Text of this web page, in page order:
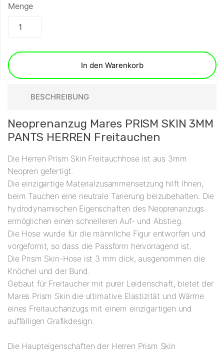
Menge
In den Warenkorb
BESCHREIBUNG
Neoprenanzug Mares PRISM SKIN 3MM
PANTS HERREN Freitauchen
Die Herren Prism Skin Freitauchhose ist aus 3mm
Neopren gefertigt.
Die einzigartige Materialzusammensetzung hilft Ihnen,
beim Tauchen eine neutrale Tarierung beizubehalten. Die
hydrodynamischen Eigenschaften des Neoprenanzugs
ermöglichen einen schnelleren Auf- und Abstieg.
Die Hose wurde für die männliche Figur entworfen und
vorgeformt, so dass die Passform hervorragend ist.
Die Prism Skin-Hose ist 3 mm dick, ausgenommen die
Knöchel und der Bund.
Gebaut für Freitaucher mit purer Leidenschaft, bietet der
Mares Prism Skin die ultimative Elastizität und Wärme
eines Freitauchanzugs mit einem einzigartigen und
auffälligen Grafikdesign.
Die Haupteigenschaften der Herren Prism Skin